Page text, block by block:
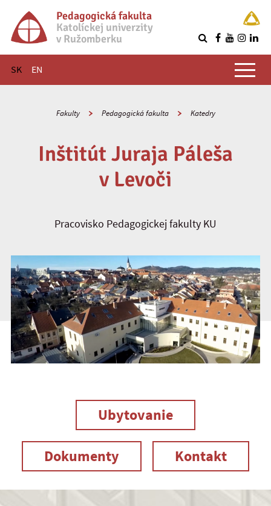
Pedagogická fakulta
Katolíckej univerzity
v Ružomberku
SK EN
Hlavné menu
Fakulty Pedagogická fakulta Katedry
Inštitút Juraja Páleša
v Levoči
Pracovisko Pedagogickej fakulty KU
Ubytovanie
Dokumenty Kontakt